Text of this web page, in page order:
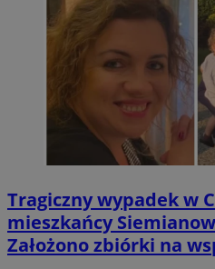
Tragiczny wypadek w
mieszkańcy
Założono zbiórki na